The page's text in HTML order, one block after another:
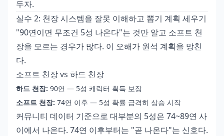
두자.
실수 2: 천장 시스템을 잘못 이해하고 뽑기 계획 세우기
"90연이면 무조건 5성 나온다"는 것만 알고 소프트 천
장을 모르는 경우가 많다. 이 오해가 원석 계획을 망친
다.
소프트 천장 vs 하드 천장
하드 천장: 90연 — 5성 캐릭터 획득 보장
소프트 천장: 74연 이후 — 5성 확률 급격히 상승 시작
커뮤니티 데이터 기준으로 대부분의 5성은 74~89연 사
이에서 나온다. 74연 이후부터는 "곧 나온다"는 신호다.